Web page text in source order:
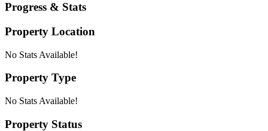
Progress & Stats
Property Location
No Stats Available!
Property Type
No Stats Available!
Property Status